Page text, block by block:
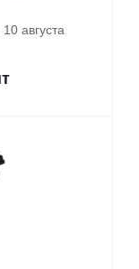
августа